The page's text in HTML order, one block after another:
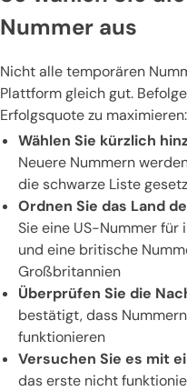
Nummer aus
Nicht alle temporären
Plattform gleich gut.
Erfolgsquote zu maximieren:
Wählen Sie kürzlich
Neuere Nummern
die schwarze Liste
Ordnen Sie das Land
Sie eine US-Nummer für
und eine britische
Großbritannien
Überprüfen Sie die
bestätigt, dass
funktionieren
Versuchen Sie es mit
das erste nicht